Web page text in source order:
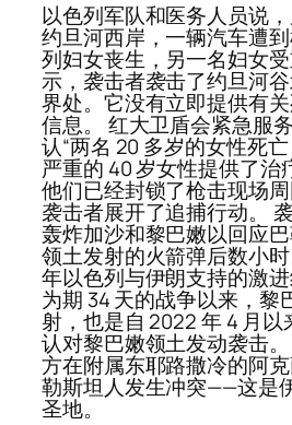
以色列军队和医务人员说
约旦河西岸，一辆汽车遭
列妇女丧生，另一名妇女
示，袭击者袭击了约旦河
界处。它没有立即提供有
信息。 红大卫盾会紧急服
认“两名 20 多岁的女性死
严重的 40 岁女性提供了治
他们已经封锁了枪击现场
袭击者展开了追捕行动。
轰炸加沙和黎巴嫩以回应
领土发射的火箭弹后数小
年以色列与伊朗支持的激
为期 34 天的战争以来，黎
射，也是自 2022 年 4 月
认对黎巴嫩领土发动袭击
方在附属东耶路撒冷的阿
勒斯坦人发生冲突——这是
圣地。